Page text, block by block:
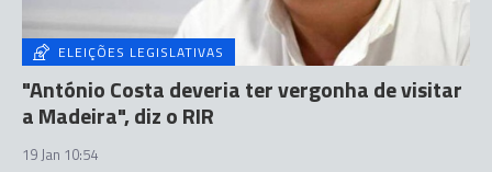
ELEIÇÕES LEGISLATIVAS
"António Costa deveria ter vergonha de visitar
a Madeira", diz o RIR
19 Jan 10:54